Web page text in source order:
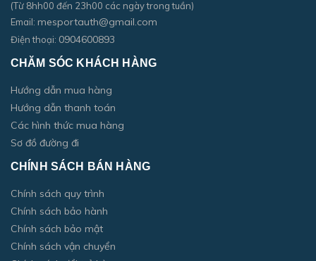
(Từ 8hh00 đến 23h00 các ngày trong tuần)
Email: mesportauth@gmail.com
Điện thoại: 0904600893
CHĂM SÓC KHÁCH HÀNG
Hướng dẫn mua hàng
Hướng dẫn thanh toán
Các hình thức mua hàng
Sơ đồ đường đi
CHÍNH SÁCH BÁN HÀNG
Chính sách quy trình
Chính sách bảo hành
Chính sách bảo mật
Chính sách vận chuyển